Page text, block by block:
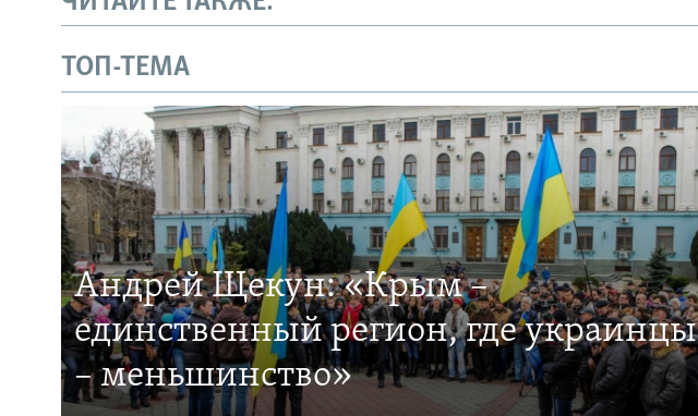
ТОП-ТЕМА
Андрей Щекун: «Крым –
единственный регион, где украинцы
– меньшинство»